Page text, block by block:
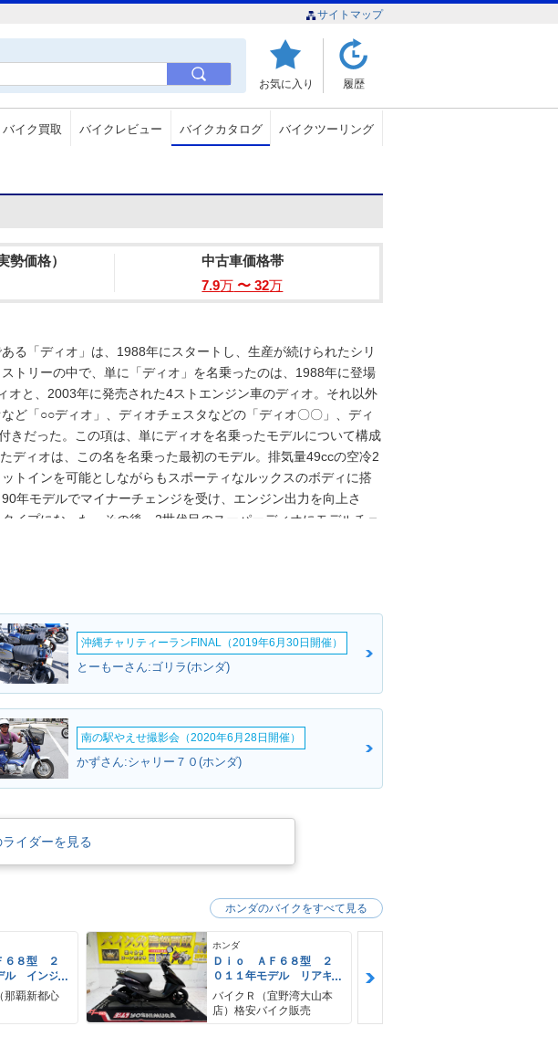
サイトマップ
お気に入り 履歴
バイク買取 バイクレビュー バイクカタログ バイクツーリング
勢価格）
中古車価格帯
7.9万 〜 32万
る「ディオ」は、1988年にスタートし、生産が続けられたシリ
トリーの中で、単に「ディオ」を名乗ったのは、1988年に登場
オと、2003年に発売された4ストエンジン車のディオ。それ以外
ど「○○ディオ」、ディオチェスタなどの「ディオ〇〇」、ディ
きだった。この項は、単にディオを名乗ったモデルについて構成
ディオは、この名を名乗った最初のモデル。排気量49ccの空冷2
トインを可能としながらもスポーティなルックスのボディに搭
年モデルでマイナーチェンジを受け、エンジン出力を向上さ
イプになった。その後、2世代目のスーパーディオにモデルチェ
ことに成功していた。エンジンは、トゥデイと同じ強制空冷式
ット。安価ながら前後連動のコンビブレーキを搭載した。2008
ェクションを搭載。2014年モデルまでラインナップされた。
沖縄チャリティーランFINAL（2019年6月30日開催）
とーもーさん:ゴリラ(ホンダ)
南の駅やえせ撮影会（2020年6月28日開催）
かずさん:シャリー７０(ホンダ)
イダーを見る
６８型 ２
ル インジ
アキャリ
覇新都心
ホンダ
Ｄｉｏ ＡＦ６８型 ２
０１１年モデル リアキ
ャリア センタースタン
ド
バイクＲ（宜野湾大山本
店）格安バイク販売
ホンダのバイクをすべて見る